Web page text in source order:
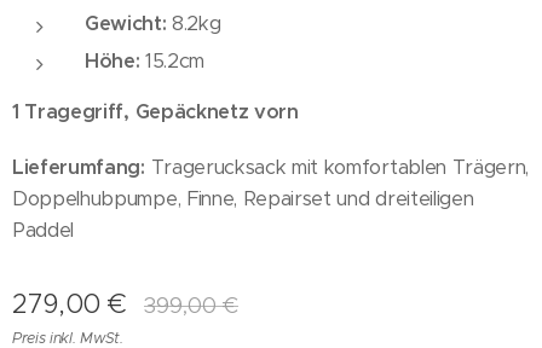
Gewicht: 8.2kg
Höhe: 15.2cm
1 Tragegriff, Gepäcknetz vorn
Lieferumfang: Tragerucksack mit komfortablen Trägern,
Doppelhubpumpe, Finne, Repairset und dreiteiligen
Paddel
279,00 € 399,00€
Preis inkl. MwSt.